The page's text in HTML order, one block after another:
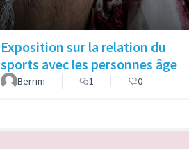
Exposition sur la relation du
sports avec les personnes âge
Berrim 1 0